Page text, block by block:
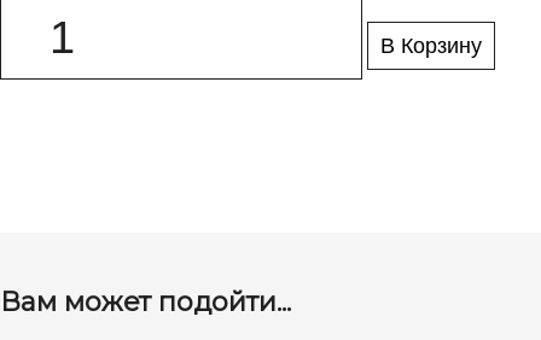
В Корзину
Вам может подойти...